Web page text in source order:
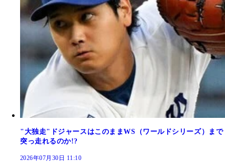
"大独走"ドジャースはこのままWS（ワールドシリーズ）まで
突っ走れるのか!?
2026年07月30日 11:10